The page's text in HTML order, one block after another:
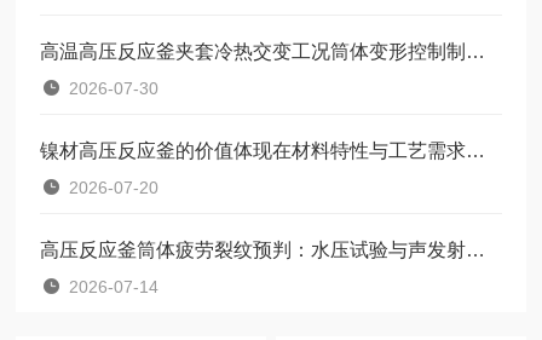
高温高压反应釜夹套冷热交变工况筒体变形控制制造工艺
2026-07-30
镍材高压反应釜的价值体现在材料特性与工艺需求的匹配上
2026-07-20
高压反应釜筒体疲劳裂纹预判：水压试验与声发射检测结合实操
2026-07-14